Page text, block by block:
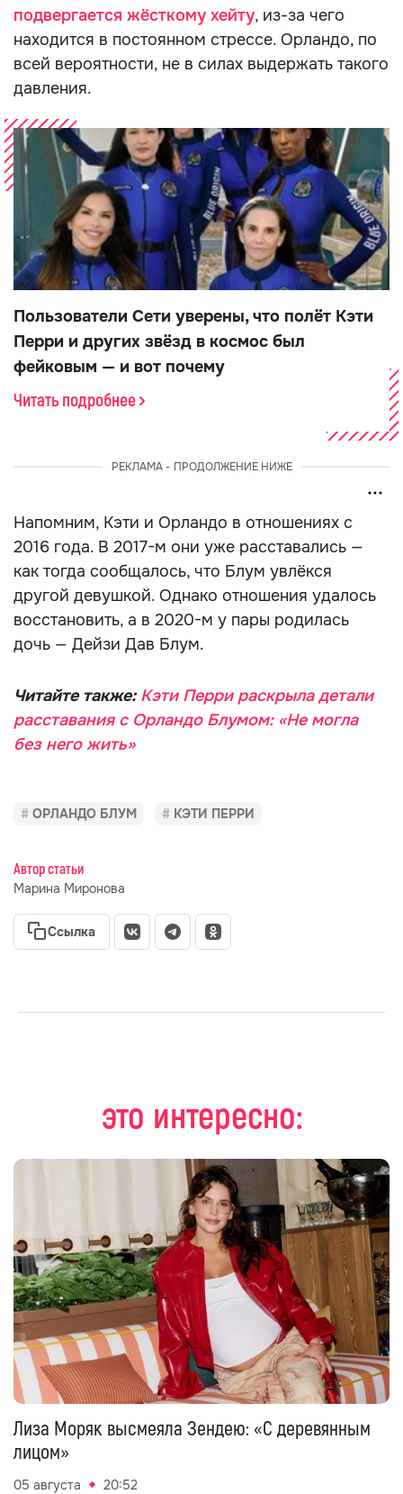
подвергается жёсткому хейту, из-за чего
находится в постоянном стрессе. Орландо, по
всей вероятности, не в силах выдержать такого
давления.
Пользователи Сети уверены, что полёт Кэти
Перри и других звёзд в космос был
фейковым — и вот почему
Читать подробнее
РЕКЛАМА - ПРОДОЛЖЕНИЕ НИЖЕ
Напомним, Кэти и Орландо в отношениях с
2016 года. В 2017-м они уже расставались —
как тогда сообщалось, что Блум увлёкся
другой девушкой. Однако отношения удалось
восстановить, а в 2020-м у пары родилась
дочь — Дейзи Дав Блум.
Читайте также: Кэти Перри раскрыла детали
расставания с Орландо Блумом: «Не могла
без него жить»
ОРЛАНДО БЛУМ КЭТИ ПЕРРИ
Автор статьи
Марина Миронова
Ссылка
это интересно:
Лиза Моряк высмеяла Зендею: «С деревянным
лицом»
05 августа 20:52